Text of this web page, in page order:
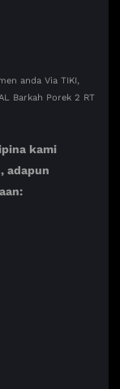
anda Via TIKI,
Barkah Porek 2 RT
kami
adapun